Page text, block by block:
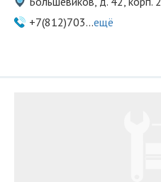
+7(812)703...ещё